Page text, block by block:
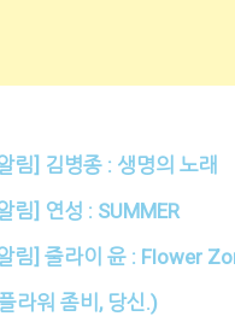
림] 김병종 : 생명의 노래
림] 연성 : SUMMER
림] 줄라이 윤 : Flower
라워 좀비, 당신.)